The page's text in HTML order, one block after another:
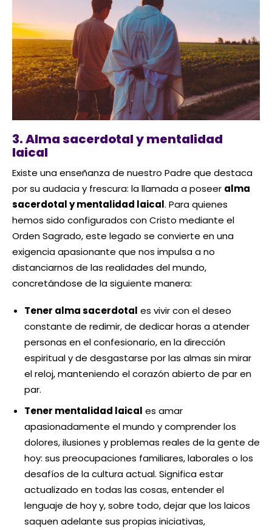
3. Alma sacerdotal y mentalidad
laical
Existe una enseñanza de nuestro Padre que destaca
por su audacia y frescura: la llamada a poseer alma
sacerdotal y mentalidad laical. Para quienes
hemos sido configurados con Cristo mediante el
Orden Sagrado, este legado se convierte en una
exigencia apasionante que nos impulsa a no
distanciarnos de las realidades del mundo,
concretándose de la siguiente manera:
Tener alma sacerdotal es vivir con el deseo
constante de redimir, de dedicar horas a atender
personas en el confesionario, en la dirección
espiritual y de desgastarse por las almas sin mirar
el reloj, manteniendo el corazón abierto de par en
par.
Tener mentalidad laical es amar
apasionadamente el mundo y comprender los
dolores, ilusiones y problemas reales de la gente de
hoy: sus preocupaciones familiares, laborales o los
desafíos de la cultura actual. Significa estar
actualizado en todas las cosas, entender el
lenguaje de hoy y, sobre todo, dejar que los laicos
saquen adelante sus propias iniciativas,